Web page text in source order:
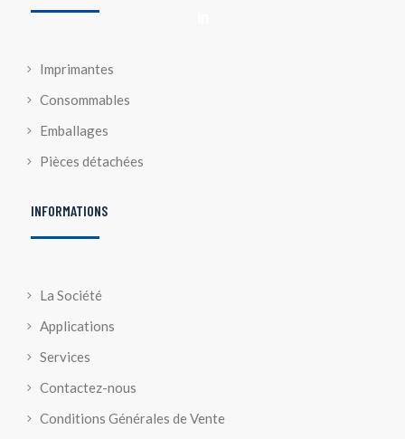
Imprimantes
Consommables
Emballages
Pièces détachées
INFORMATIONS
La Société
Applications
Services
Contactez-nous
Conditions Générales de Vente